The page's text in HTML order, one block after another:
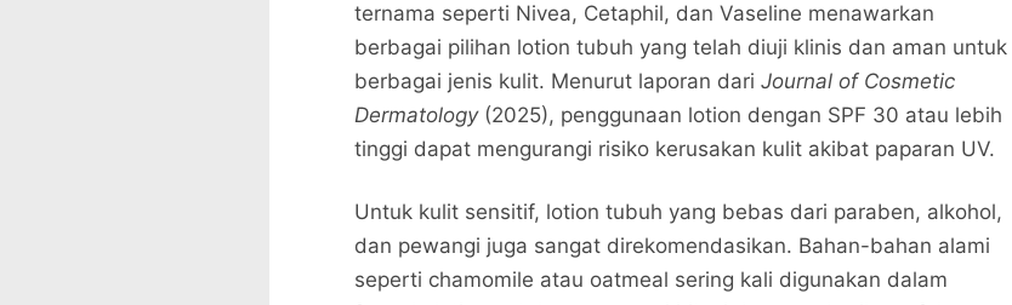
ternama seperti Nivea, Cetaphil, dan Vaseline menawarkan
berbagai pilihan lotion tubuh yang telah diuji klinis dan aman untuk
berbagai jenis kulit. Menurut laporan dari Journal of Cosmetic
Dermatology(2025), penggunaan lotion dengan SPF 30 atau lebih
tinggi dapat mengurangi risiko kerusakan kulit akibat paparan UV.
Untuk kulit sensitif, lotion tubuh yang bebas dari paraben, alkohol,
dan pewangi juga sangat direkomendasikan. Bahan-bahan alami
seperti chamomile atau oatmeal sering kali digunakan dalam